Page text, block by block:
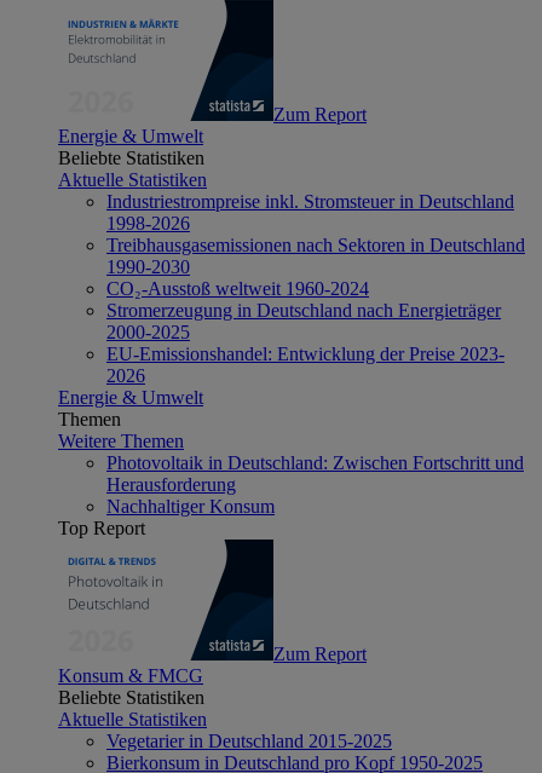
Zum Report
Energie & Umwelt
Beliebte Statistiken
Aktuelle Statistiken
Industriestrompreise inkl. Stromsteuer in Deutschland
1998-2026
Treibhausgasemissionen nach Sektoren in Deutschland
1990-2030
CO₂-Ausstoß weltweit 1960-2024
Stromerzeugung in Deutschland nach Energieträger
2000-2025
EU-Emissionshandel: Entwicklung der Preise 2023-
2026
Energie & Umwelt
Themen
Weitere Themen
Photovoltaik in Deutschland: Zwischen Fortschritt und
Herausforderung
Nachhaltiger Konsum
Top Report
Zum Report
Konsum & FMCG
Beliebte Statistiken
Aktuelle Statistiken
Vegetarier in Deutschland 2015-2025
Bierkonsum in Deutschland pro Kopf 1950-2025